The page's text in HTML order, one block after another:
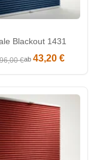
Blackout 1431
€ab 43,20 €